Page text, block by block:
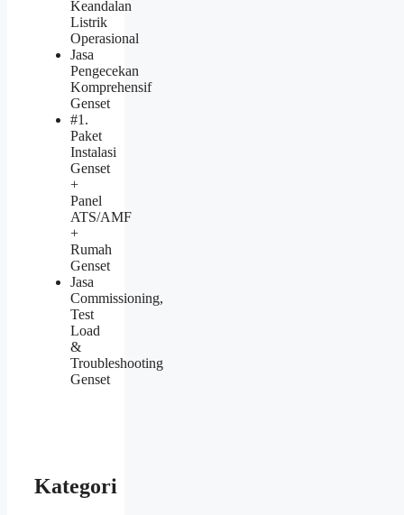
Keandalan
Listrik
Operasional
Jasa
Pengecekan
Komprehensif
Genset
#1.
Paket
Instalasi
Genset
+
Panel
ATS/AMF
+
Rumah
Genset
Jasa
Commissioning,
Test
Load
&
Troubleshooting
Genset
Kategori